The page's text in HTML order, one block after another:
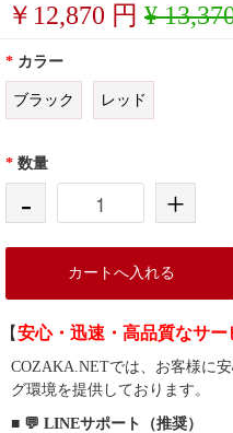
￥ 12,870 円 ¥
* カラー
ブラック レッド
* 数量
- +
カートへ入れる
【安心・迅速・高品質なサー
COZAKA.NETでは、お客様に
グ環境を提供しております。
■ 💬 LINEサポート（推奨）